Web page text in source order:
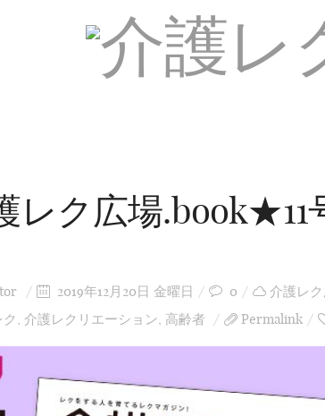
レク広場.book★11
2019年12月20日 金曜日 0 介護レ
介護レクリエーション 高齢者 Permalink